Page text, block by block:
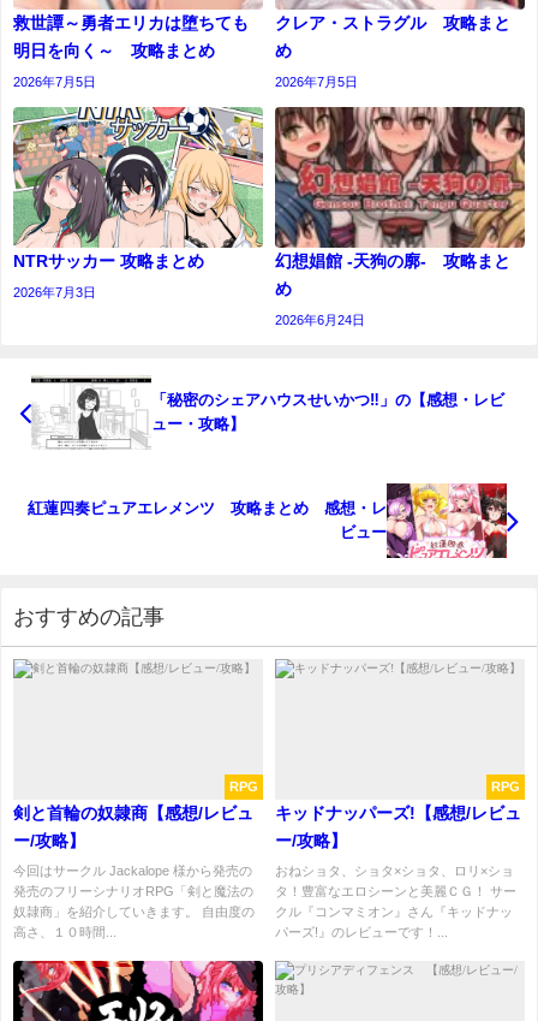
救世譚～勇者エリカは堕ちても
明日を向く～ 攻略まとめ
2026年7月5日
クレア・ストラグル 攻略まと
め
2026年7月5日
NTRサッカー 攻略まとめ
2026年7月3日
幻想娼館 -天狗の廓- 攻略まと
め
2026年6月24日
「秘密のシェアハウスせいかつ‼」の【感想・レビ
ュー・攻略】
紅蓮四奏ピュアエレメンツ 攻略まとめ 感想・レ
ビュー
おすすめの記事
RPG
剣と首輪の奴隷商【感想/レビュ
ー/攻略】
今回はサークル Jackalope 様から発売の
発売のフリーシナリオRPG「剣と魔法の
奴隷商」を紹介していきます。 自由度の
高さ、１０時間...
RPG
キッドナッパーズ!【感想/レビュ
ー/攻略】
おねショタ、ショタ×ショタ、ロリ×ショ
タ！豊富なエロシーンと美麗ＣＧ！ サー
クル『コンマミオン』さん『キッドナッ
パーズ!』のレビューです！...